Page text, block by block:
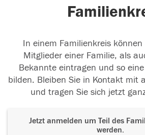
In einem Familienkreis können
Mitglieder einer Familie, als
Bekannte eintragen und so
bilden. Bleiben Sie in Kontakt mit
und tragen Sie sich jetzt
Jetzt anmelden um Teil des
werden.